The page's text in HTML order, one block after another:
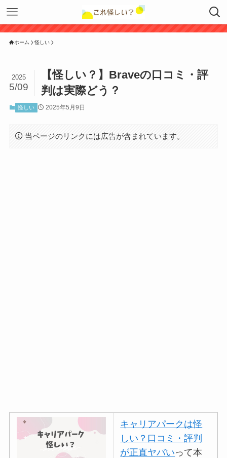
ホーム 怪しい
【怪しい？】Braveの口コミ・評
判は実際どう？
2025
5/09
怪しい 2025年5月9日
当ページのリンクには広告が含まれています。
キャリアパークは怪
しい？口コミ・評判
が正直ヤバいって本